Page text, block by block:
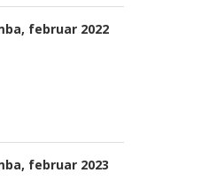
februar 2022
februar 2023